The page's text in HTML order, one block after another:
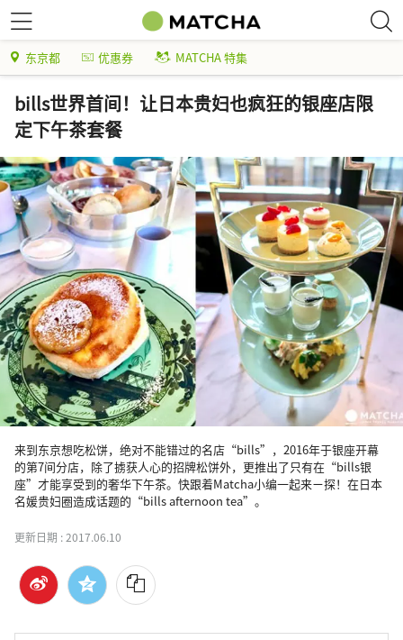
东京都 优惠券 MATCHA 特集
bills世界首间！让日本贵妇也疯狂的银座店限
定下午茶套餐
来到东京想吃松饼，绝对不能错过的名店“bills”，2016年于银座开幕
的第7间分店，除了掳获人心的招牌松饼外，更推出了只有在“bills银
座”才能享受到的奢华下午茶。快跟着Matcha小编一起来ㄧ探！在日本
名媛贵妇圈造成话题的“bills afternoon tea”。
更新日期 :2017.06.10